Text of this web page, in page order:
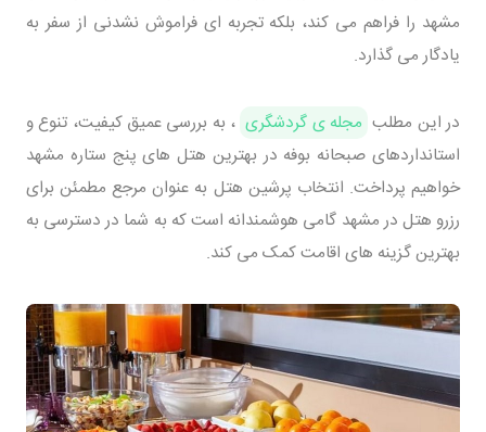
مشهد را فراهم می کند، بلکه تجربه ای فراموش نشدنی از سفر به
یادگار می گذارد.
در این مطلب مجله ی گردشگری ، به بررسی عمیق کیفیت، تنوع و
استانداردهای صبحانه بوفه در بهترین هتل های پنج ستاره مشهد
خواهیم پرداخت. انتخاب پرشین هتل به عنوان مرجع مطمئن برای
رزرو هتل در مشهد گامی هوشمندانه است که به شما در دسترسی به
بهترین گزینه های اقامت کمک می کند.